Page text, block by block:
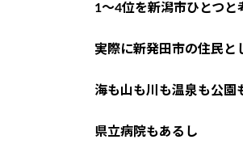
1～4位を新潟市ひとつと
実際に新発田市の住民と
海も山も川も温泉も公園
県立病院もあるし